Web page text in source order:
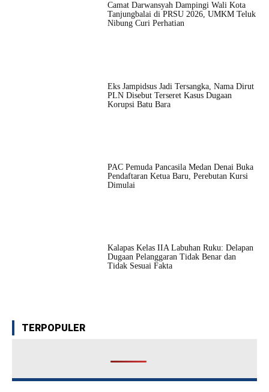
Camat Darwansyah Dampingi Wali Kota
Tanjungbalai di PRSU 2026, UMKM Teluk
Nibung Curi Perhatian
Eks Jampidsus Jadi Tersangka, Nama Dirut
PLN Disebut Terseret Kasus Dugaan
Korupsi Batu Bara
PAC Pemuda Pancasila Medan Denai Buka
Pendaftaran Ketua Baru, Perebutan Kursi
Dimulai
Kalapas Kelas IIA Labuhan Ruku: Delapan
Dugaan Pelanggaran Tidak Benar dan
Tidak Sesuai Fakta
TERPOPULER